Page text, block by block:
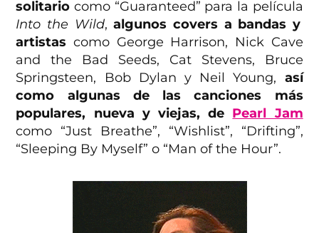
solitario como “Guaranteed” para la película
Into the Wild,algunos covers a bandas y
artistas como George Harrison, Nick Cave
and the Bad Seeds, Cat Stevens, Bruce
Springsteen, Bob Dylan y Neil Young, así
como algunas de las canciones más
populares, nueva y viejas, de Pearl Jam
como “Just Breathe”, “Wishlist”, “Drifting”,
“Sleeping By Myself” o “Man of the Hour”.